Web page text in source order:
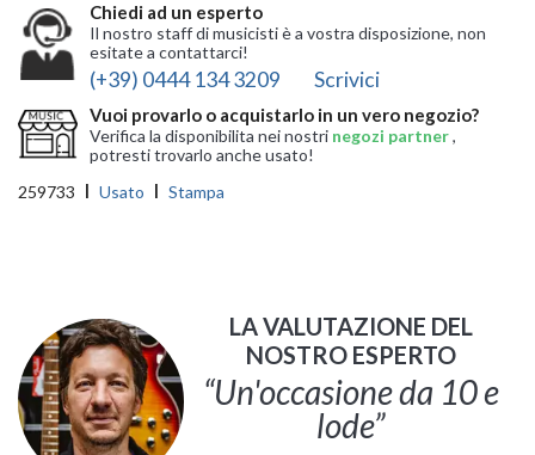
Chiedi ad un esperto
Il nostro staff di musicisti è a vostra disposizione, non
esitate a contattarci!
(+39) 0444 134 3209 Scrivici
Vuoi provarlo o acquistarlo in un vero negozio?
Verifica la disponibilita nei nostri negozi partner,
potresti trovarlo anche usato!
259733
Usato Stampa
LA VALUTAZIONE DEL
NOSTRO ESPERTO
“Un'occasione da 10 e
lode”